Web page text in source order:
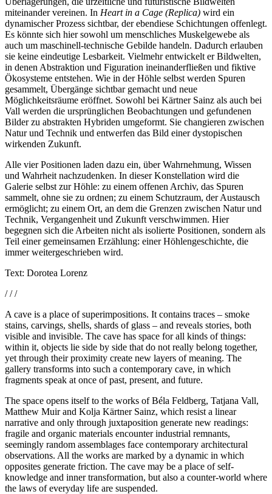
miteinander vereinen. In Heart in a Cage (Replica) wird ein
dynamischer Prozess sichtbar, der ebendiese Schichtungen offenlegt.
Es könnte sich hier sowohl um menschliches Muskelgewebe als
auch um maschinell-technische Gebilde handeln. Dadurch erlauben
sie keine eindeutige Lesbarkeit. Vielmehr entwickelt er Bildwelten,
in denen Abstraktion und Figuration ineinanderfließen und fiktive
Ökosysteme entstehen. Wie in der Höhle selbst werden Spuren
gesammelt, Übergänge sichtbar gemacht und neue
Möglichkeitsräume eröffnet. Sowohl bei Kärtner Sainz als auch bei
Vall werden die ursprünglichen Beobachtungen und gefundenen
Bilder zu abstrakten Hybriden umgeformt. Sie changieren zwischen
Natur und Technik und entwerfen das Bild einer dystopischen
wirkenden Zukunft.
Alle vier Positionen laden dazu ein, über Wahrnehmung, Wissen
und Wahrheit nachzudenken. In dieser Konstellation wird die
Galerie selbst zur Höhle: zu einem offenen Archiv, das Spuren
sammelt, ohne sie zu ordnen; zu einem Schutzraum, der Austausch
ermöglicht; zu einem Ort, an dem die Grenzen zwischen Natur und
Technik, Vergangenheit und Zukunft verschwimmen. Hier
begegnen sich die Arbeiten nicht als isolierte Positionen, sondern als
Teil einer gemeinsamen Erzählung: einer Höhlengeschichte, die
immer weitergeschrieben wird.
Text: Dorotea Lorenz
/ / /
A cave is a place of superimpositions. It contains traces – smoke
stains, carvings, shells, shards of glass – and reveals stories, both
visible and invisible. The cave has space for all kinds of things:
within it, objects lie side by side that do not really belong together,
yet through their proximity create new layers of meaning. The
gallery transforms into such a contemporary cave, in which
fragments speak at once of past, present, and future.
The space opens itself to the works of Béla Feldberg, Tatjana Vall,
Matthew Muir and Kolja Kärtner Sainz, which resist a linear
narrative and only through juxtaposition generate new readings:
fragile and organic materials encounter industrial remnants,
seemingly random assemblages face contemporary architectural
observations. All the works are marked by a dynamic in which
opposites generate friction. The cave may be a place of self-
knowledge and inner transformation, but also a counter-world where
the laws of everyday life are suspended.